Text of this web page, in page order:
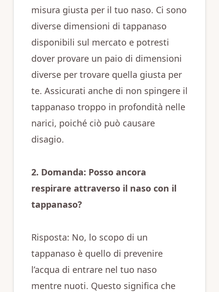
misura giusta per il tuo naso. Ci sono
diverse dimensioni di tappanaso
disponibili sul mercato e potresti
dover provare un paio di dimensioni
diverse per trovare quella giusta per
te. Assicurati anche di non spingere il
tappanaso troppo in profondità nelle
narici, poiché ciò può causare
disagio.
2. Domanda: Posso ancora
respirare attraverso il naso con il
tappanaso?
Risposta: No, lo scopo di un
tappanaso è quello di prevenire
l’acqua di entrare nel tuo naso
mentre nuoti. Questo significa che